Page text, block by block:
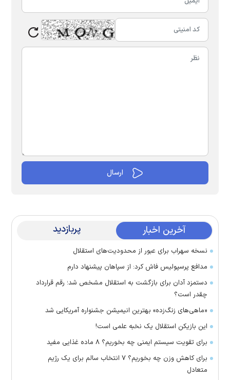
آخرین اخبار پربازدید
نسخه سهراب برای عبور از محدودیت‌های استقلال
مدافع پرسپولیس فاش کرد: از سپاهان پیشنهاد دارم
دستمزد آدان برای بازگشت به استقلال مشخص شد؛ رقم قرارداد
چقدر است؟
«ماهی‌های زنگ‌زده» بهترین انیمیشن جشنواره آمریکایی شد
این بازیکن استقلال یک نخبه علمی است!
برای تقویت سیستم ایمنی چه بخوریم؟ ۸ ماده غذایی مفید
برای کاهش وزن چه بخوریم؟ ۷ انتخاب سالم برای یک رژیم
متعادل